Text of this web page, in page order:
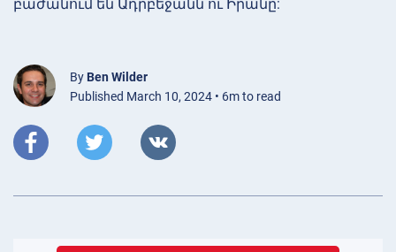
բաժանում են Ադրբեջանն ու Իրանը:
By Ben Wilder
Published March 10, 2024 • 6m to read